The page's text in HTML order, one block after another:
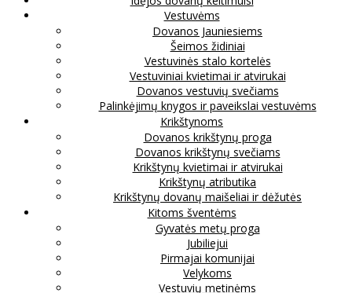
Vestuvėms
Dovanos Jauniesiems
Šeimos židiniai
Vestuvinės stalo kortelės
Vestuviniai kvietimai ir atvirukai
Dovanos vestuvių svečiams
Palinkėjimų knygos ir paveikslai vestuvėms
Krikštynoms
Dovanos krikštynų proga
Dovanos krikštynų svečiams
Krikštynų kvietimai ir atvirukai
Krikštynų atributika
Krikštynų dovanų maišeliai ir dėžutės
Kitoms šventėms
Gyvatės metų proga
Jubiliejui
Pirmajai komunijai
Velykoms
Vestuvių metinėms